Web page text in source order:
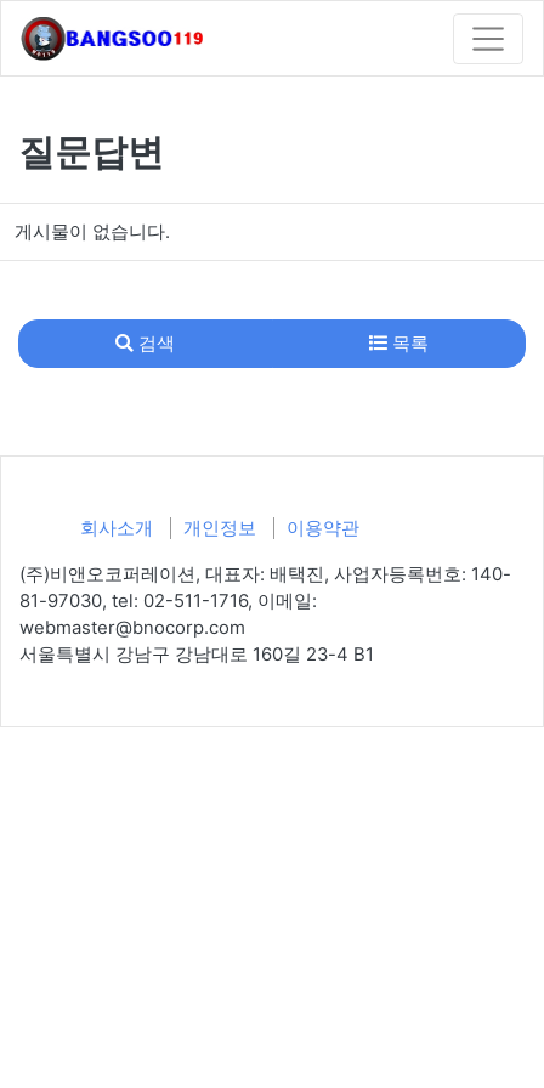
질문답변
게시물이 없습니다.
검색 목록
회사소개 개인정보 이용약관
(주)비앤오코퍼레이션, 대표자: 배택진, 사업자등록번호: 140-
81-97030, tel: 02-511-1716, 이메일:
webmaster@bnocorp.com
서울특별시 강남구 강남대로 160길 23-4 B1